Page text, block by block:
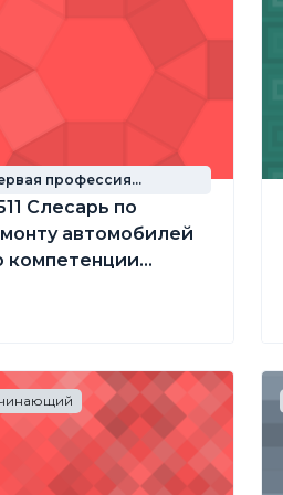
профессия
Слесарь по
автомобилей
компетенции